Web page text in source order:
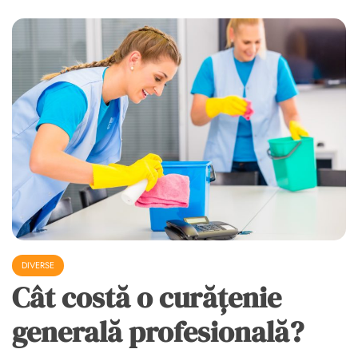
DIVERSE
Cât costă o curățenie
generală profesională?